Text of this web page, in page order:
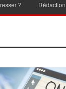
Rédaction de